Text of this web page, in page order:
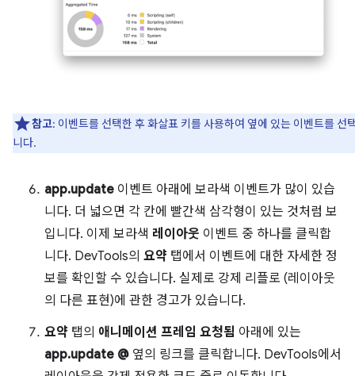
참고: 이벤트를 선택한 후 화살표 키를 사용하여 옆에 있는 이벤트를 선
니다.
app.update 이벤트 아래에 보라색 이벤트가 많이 있습
니다. 더 넓으면 각 칸에 빨간색 삼각형이 있는 것처럼 보
입니다. 이제 보라색 레이아웃 이벤트 중 하나를 클릭합
니다. DevTools의 요약 탭에서 이벤트에 대한 자세한 정
보를 확인할 수 있습니다. 실제로 강제 리플로 (레이아웃
의 다른 표현)에 관한 경고가 있습니다.
요약 탭의 애니메이션 프레임 요청됨 아래에 있는
app.update @ 옆의 링크를 클릭합니다. DevTools에서